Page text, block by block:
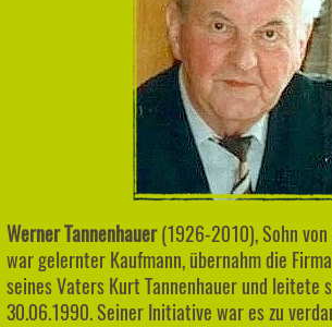
Werner Tannenhauer (1926-2010), Sohn
war gelernter Kaufmann, übernahm die
seines Vaters Kurt Tannenhauer und leitete
30.06.1990. Seiner Initiative war es zu